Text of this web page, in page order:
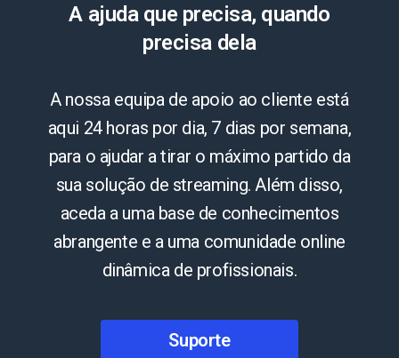
A ajuda que precisa, quando
precisa dela
A nossa equipa de apoio ao cliente está
aqui 24 horas por dia, 7 dias por semana,
para o ajudar a tirar o máximo partido da
sua solução de streaming. Além disso,
aceda a uma base de conhecimentos
abrangente e a uma comunidade online
dinâmica de profissionais.
Suporte